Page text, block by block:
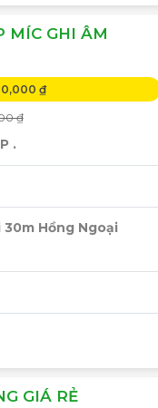
MÍC GHI ÂM
₫
₫
.
30m Hồng Ngoại
GIÁ RẺ